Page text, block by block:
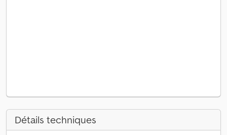
Détails techniques